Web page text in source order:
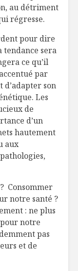
au détriment
régresse.
pour dire
tendance sera
ce qu’il
par
d’adapter son
Les
de
d’un
hautement
aux
Consommer
notre santé ?
: ne plus
notre
pas
et de